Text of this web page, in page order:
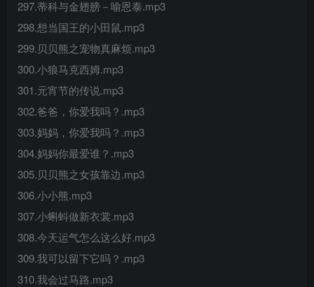
297.蒂科与金翅膀－喻恩泰.mp3
298.想当国王的小田鼠.mp3
299.贝贝熊之宠物真麻烦.mp3
300.小狼马克西姆.mp3
301.元宵节的传说.mp3
302.爸爸，你爱我吗？.mp3
303.妈妈，你爱我吗？.mp3
304.妈妈你最爱谁？.mp3
305.贝贝熊之女孩靠边.mp3
306.小小熊.mp3
307.小蝌蚪做新衣裳.mp3
308.今天运气怎么这么好.mp3
309.我可以留下它吗？.mp3
310.我会过马路.mp3